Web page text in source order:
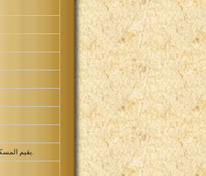
يقيم المسكين من التراب. يرفع الفقير من المزبلة للجلوس مع الشرفاء ويملكهم كرسي المجد. لان للرب اعمدة الارض وقد وضع عليها المسكونة.